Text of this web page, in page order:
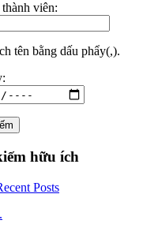
viên:
tên bằng dấu phẩy(,).
hữu ích
Posts